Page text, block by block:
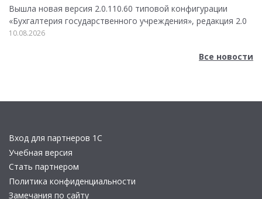
Вышла новая версия 2.0.110.60 типовой конфигурации
«Бухгалтерия государственного учреждения», редакция 2.0
10.08.2026
Все новости
Вход для партнеров 1С
Учебная версия
Стать партнером
Политика конфиденциальности
Замечания по сайту